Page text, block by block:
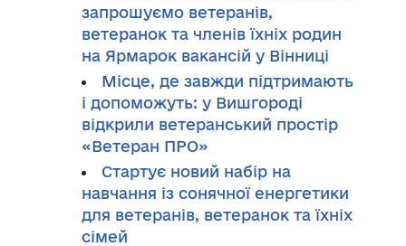
запрошуємо ветеранів,
ветеранок та членів їхніх родин
на Ярмарок вакансій у Вінниці
Місце, де завжди підтримають
і допоможуть: у Вишгороді
відкрили ветеранський простір
«Ветеран ПРО»
Стартує новий набір на
навчання із сонячної енергетики
для ветеранів, ветеранок та їхніх
сімей